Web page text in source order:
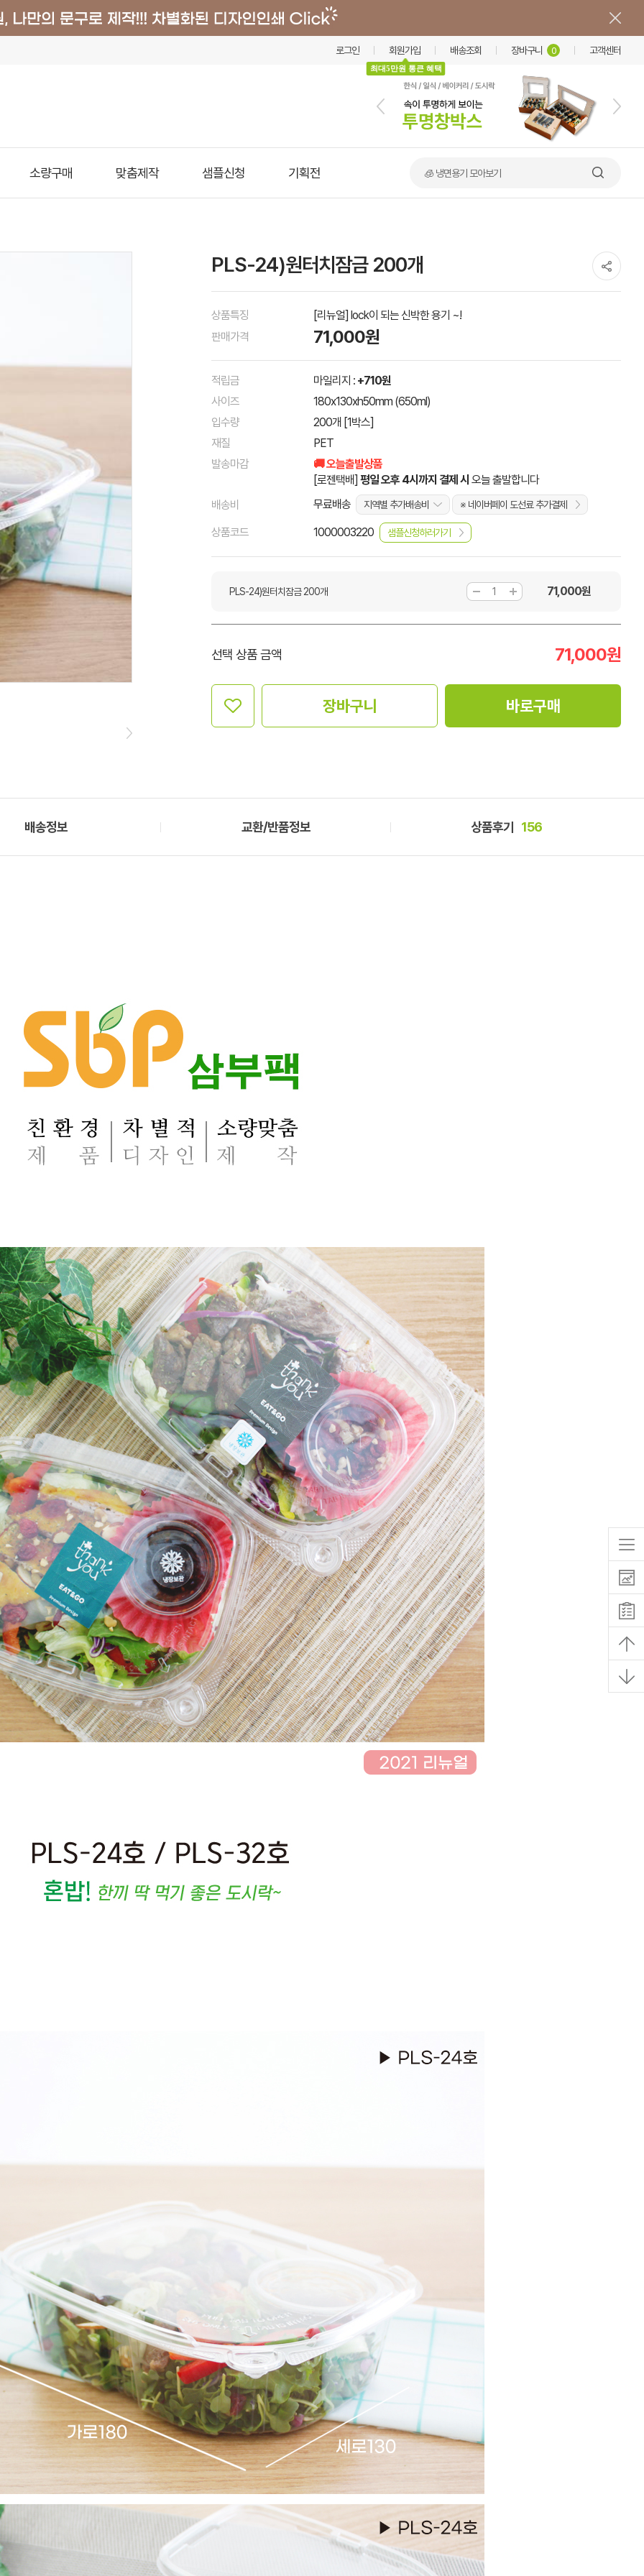
로그인 회원가입
최대5만원 통큰 혜택
배송조회 장바구니 0 고객센터
소량구매 맞춤제작 샘플신청 기획전 🧊 냉면용기 모아보기
PLS-24)원터치잠금 200개
상품특징
[리뉴얼] lock이 되는 신박한 용기 ~!
판매가격
71,000원
적립금 마일리지 : +710원
사이즈
180x130xh50mm (650ml)
입수량
200개 [1박스]
재질
PET
발송마감
🚚 오늘출발상품
[로젠택배] 평일 오후 4시까지 결제 시 오늘 출발합니다
배송비
무료배송 지역별 추가배송비 ※ 네이버페이 도선료 추가결제
상품코드 1000003220 샘플신청하러가기
PLS-24)원터치잠금 200개 71,000원
선택 상품 금액 71,000원
장바구니 바로구매
배송정보 교환/반품정보 상품후기 156